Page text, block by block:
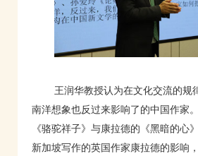
王润华教授认为在文化交流的规
南洋想象也反过来影响了的中国作家
《骆驼祥子》与康拉德的《黑暗的心
新加坡写作的英国作家康拉德的影响